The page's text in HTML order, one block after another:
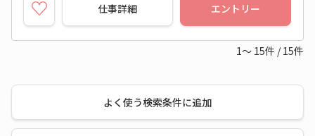
仕事詳細 エントリー
1～ 15件 / 15件
よく使う検索条件に追加